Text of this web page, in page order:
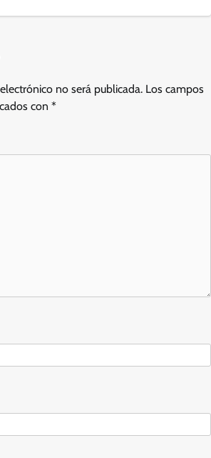
no será publicada. Los campos
con *